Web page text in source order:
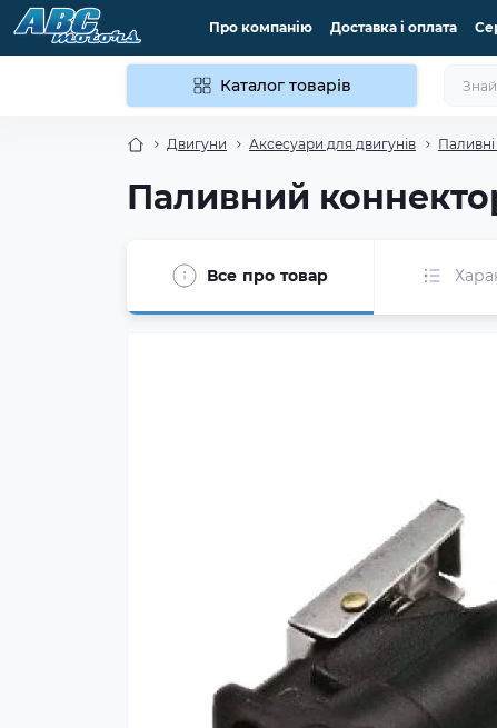
Про компанію Доставка і оплата
Каталог товарів
Двигуни Аксесуари для двигунів
Паливний
Все про товар